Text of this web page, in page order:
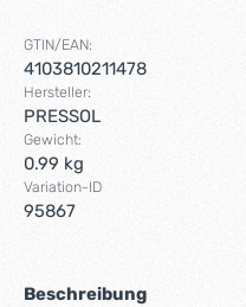
GTIN/EAN:
4103810211478
Hersteller:
PRESSOL
Gewicht:
0.99 kg
Variation-ID
95867
Beschreibung